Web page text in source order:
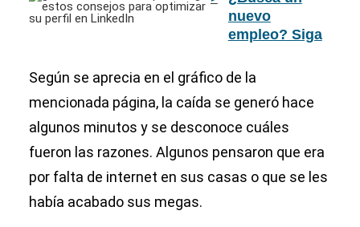
nuevo
empleo? Siga
consejos para
perfil en
LinkedIn
Según se aprecia en el gráfico de la
mencionada página, la caída se generó hace
algunos minutos y se desconoce cuáles
fueron las razones. Algunos pensaron que era
por falta de internet en sus casas o que se les
había acabado sus megas.